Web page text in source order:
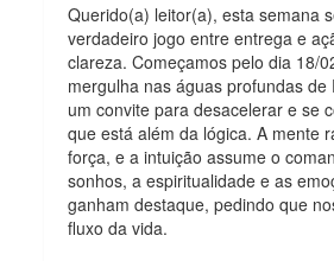
Querido(a) leitor(a), esta semana
verdadeiro jogo entre entrega e
clareza. Começamos pelo dia 18/
mergulha nas águas profundas de
um convite para desacelerar e se
que está além da lógica. A mente
força, e a intuição assume o
sonhos, a espiritualidade e as
ganham destaque, pedindo que
fluxo da vida.